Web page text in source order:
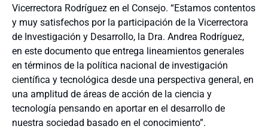
Vicerrectora Rodríguez en el Consejo. “Estamos contentos
y muy satisfechos por la participación de la Vicerrectora
de Investigación y Desarrollo, la Dra. Andrea Rodríguez,
en este documento que entrega lineamientos generales
en términos de la política nacional de investigación
científica y tecnológica desde una perspectiva general, en
una amplitud de áreas de acción de la ciencia y
tecnología pensando en aportar en el desarrollo de
nuestra sociedad basado en el conocimiento”.